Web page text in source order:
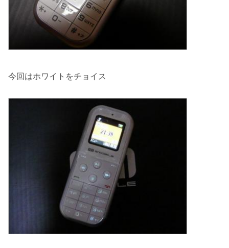
今回はホワイトをチョイス